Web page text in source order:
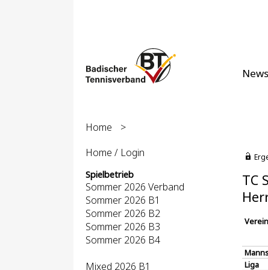
News
Home
>
Home / Login
Spielbetrieb
Sommer 2026 Verband
Sommer 2026 B1
Sommer 2026 B2
Sommer 2026 B3
Sommer 2026 B4
Mixed 2026 B1
TC
Verein
Liga